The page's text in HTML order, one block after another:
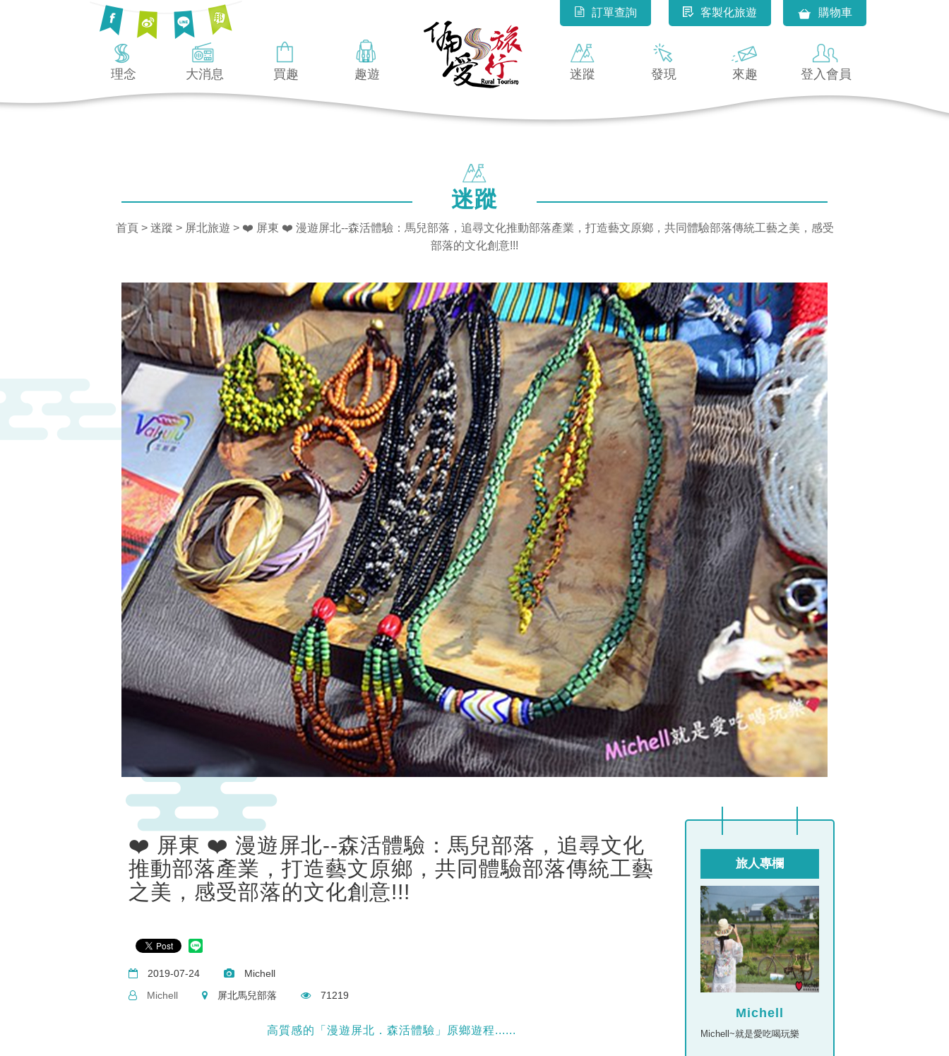
購物車
客製化旅遊
訂單查詢
理念 大消息 買趣 趣遊 迷蹤 發現 來趣 登入會員
迷蹤
首頁> 迷蹤 > 屏北旅遊 > ❤️ 屏東 ❤️ 漫遊屏北--森活體驗：馬兒部落，追尋文化推動部落產業，打造藝文原鄉，共同體驗部落傳統工藝之美，感受
部落的文化創意!!!
旅人專欄
Michell
Michell~就是愛吃喝玩樂
❤️ 屏東 ❤️ 漫遊屏北--森活體驗：馬兒部落，追尋文化
推動部落產業，打造藝文原鄉，共同體驗部落傳統工藝
之美，感受部落的文化創意!!!
2019-07-24
Michell
Michell
屏北馬兒部落 71219
高質感的「漫遊屏北．森活體驗」原鄉遊程......